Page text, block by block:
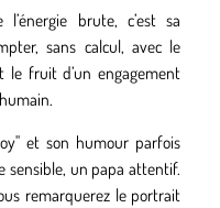
brute, c’est sa
sans calcul, avec le
le fruit d’un engagement
et son humour parfois
sensible, un papa attentif.
remarquerez le portrait